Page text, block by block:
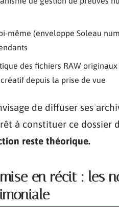
même (enveloppe Soleau
des fichiers RAW
depuis la prise de vue
de diffuser ses
à constituer ce dossier
reste théorique.
en récit : les